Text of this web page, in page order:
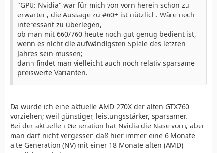
"GPU: Nvidia" war für mich von vorn herein schon zu
erwarten; die Aussage zu #60+ ist nützlich. Wäre noch
interessant zu überlegen,
ob man mit 660/760 heute noch gut genug bedient ist,
wenn es nicht die aufwändigsten Spiele des letzten
Jahres sein müssen;
dann findet man vielleicht auch noch relativ sparsame
preiswerte Varianten.
Da würde ich eine aktuelle AMD 270X der alten GTX760
vorziehen; weil günstiger, leistungsstärker, sparsamer.
Bei der aktuellen Generation hat Nvidia die Nase vorn, aber
man darf nicht vergessen daß hier immer eine 6 Monate
alte Generation (NV) mit einer 18 Monate alten (AMD)